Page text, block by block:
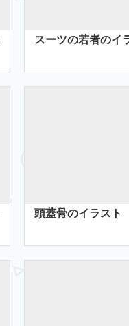
スーツの若者のイ
頭蓋骨のイラスト